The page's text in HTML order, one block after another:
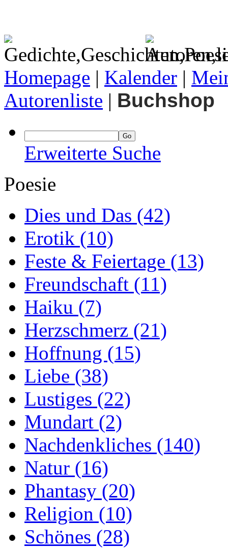
Homepage | Kalender |
Autorenliste | Buchshop
Erweiterte Suche
Poesie
Dies und Das (42)
Erotik (10)
Feste & Feiertage (13)
Freundschaft (11)
Haiku (7)
Herzschmerz (21)
Hoffnung (15)
Liebe (38)
Lustiges (22)
Mundart (2)
Nachdenkliches (140)
Natur (16)
Phantasy (20)
Religion (10)
Schönes (28)